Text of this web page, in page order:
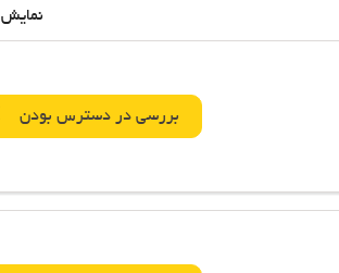
نمایش 2 نتیجه
بررسی در دسترس بودن